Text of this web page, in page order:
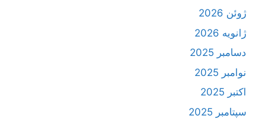
ژوئن 2026
ژانویه 2026
دسامبر 2025
نوامبر 2025
اکتبر 2025
سپتامبر 2025